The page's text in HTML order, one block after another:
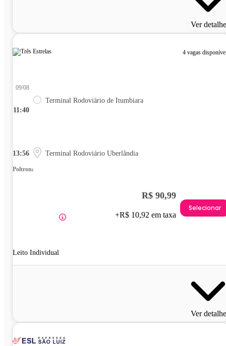
Ver
4 vagas
11:40
09/08
Terminal Rodoviário de Itumbiara
13:56 Terminal Rodoviário Uberlândia
Poltrona
Leito Individual
R$ 90,99
+R$ 10,92 em taxa
Selecionar
Ver